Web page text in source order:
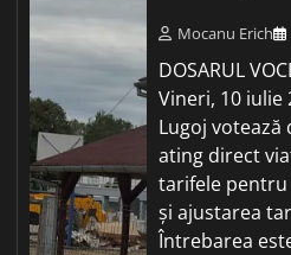
Mocanu Erich
DOSARUL
Vineri, 10 iulie
Lugoj
ating direct
tarifele
și ajustarea
Întrebarea